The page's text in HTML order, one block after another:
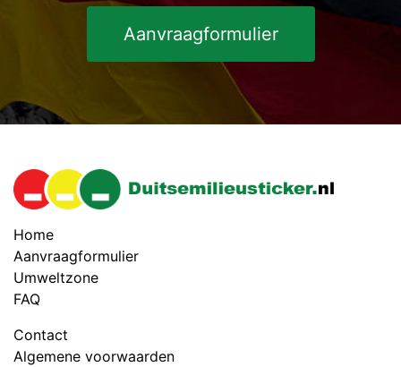
Aanvraagformulier
Home
Aanvraagformulier
Umweltzone
FAQ
Contact
Algemene voorwaarden